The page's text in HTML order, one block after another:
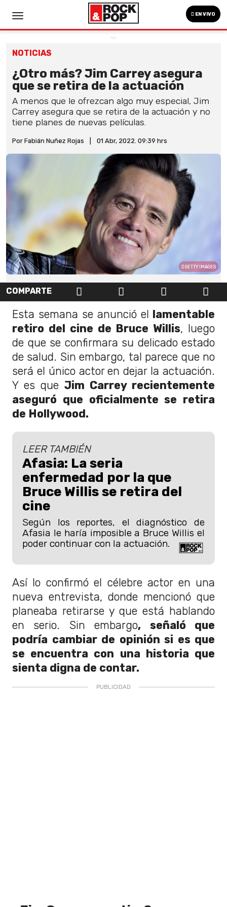
EN VIVO
NOTICIAS
¿Otro más? Jim Carrey asegura
que se retira de la actuación
A menos que le ofrezcan algo muy especial, Jim
Carrey asegura que se retira de la actuación y no
tiene planes de nuevas películas.
Por Fabián Nuñez Rojas 01 Abr, 2022. 09:39 hrs
GETTY IMAGES
COMPARTE
Esta semana se anunció el lamentable
retiro del cine de Bruce Willis, luego
de que se confirmara su delicado estado
de salud. Sin embargo, tal parece que no
será el único actor en dejar la actuación.
Y es que Jim Carrey recientemente
aseguró que oficialmente se retira
de Hollywood.
LEER TAMBIÉN
Afasia: La seria
enfermedad por la que
Bruce Willis se retira del
cine
Según los reportes, el diagnóstico de
Afasia le haría imposible a Bruce Willis el
poder continuar con la actuación.
Así lo confirmó el célebre actor en una
nueva entrevista, donde mencionó que
planeaba retirarse y que está hablando
en serio. Sin embargo, señaló que
podría cambiar de opinión si es que
se encuentra con una historia que
sienta digna de contar.